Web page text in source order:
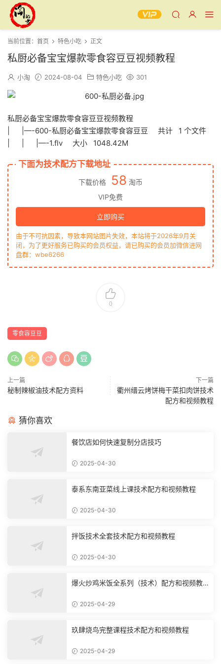
当前位置： 首页 特色小吃 正文
私厨必备宝宝爆款零食容豆豆视频教程
小淘 2024-08-04 特色小吃 301
私厨必备宝宝爆款零食容豆豆视频教程
| |—-600-私厨必备宝宝爆款零食容豆豆 共计 1 个文件
| | |—-1.flv 大小 1048.42M
下面为技术配方下载地址
下载价格 58 淘币
VIP免费
立即购买
由于不可抗因素，导致本网站图片失效，本站将于2026年9月关
闭，为了更好服务已购买的会员权益，请已购买的会员加微信进网
盘群：wbe6266
0
零食容豆豆
上一篇
秘制辣椒油技术配方资料
下一篇
衢州缙云烤饼梅干菜扣肉饼技术
配方和视频教程
猜你喜欢
餐饮店如何快速复制分店技巧
2025-04-30
泰系东南亚菜线上课技术配方和视频教程
2025-04-30
拌饭技术全套技术配方和视频教程
2025-04-30
爆火炒鸡米饭全系列（技术）配方和视频教
2025-04-29
玖肆烧鸟完整课程技术配方和视频教程
2025-04-29